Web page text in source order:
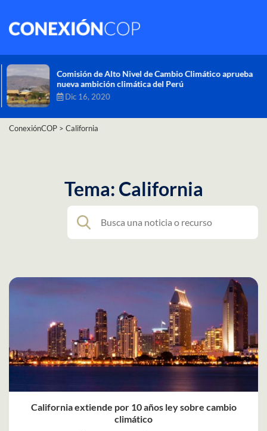
Comisión de Alto Nivel de Cambio Climático aprueba
nueva ambición climática del Perú
Dic 16, 2020
ConexiónCOP > California
Tema: California
California extiende por 10 años ley sobre cambio
climático